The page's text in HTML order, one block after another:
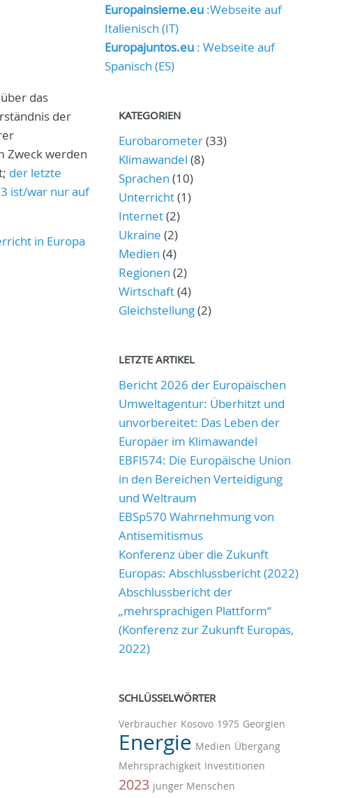
das
der
Zweck werden
der letzte
ist/war nur auf
in Europa
Europainsieme.eu:Webseite auf
Italienisch (IT)
Europajuntos.eu: Webseite auf
Spanisch (ES)
KATEGORIEN
Eurobarometer(33)
Klimawandel (8)
Sprachen (10)
Unterricht(1)
Internet(2)
Ukraine (2)
Medien (4)
Regionen (2)
Wirtschaft(4)
Gleichstellung(2)
LETZTE ARTIKEL
Bericht 2026 der Europäischen
Umweltagentur: Überhitzt und
unvorbereitet: Das Leben der
Europäer im Klimawandel
EBFl574: Die Europäische Union
in den Bereichen Verteidigung
und Weltraum
EBSp570 Wahrnehmung von
Antisemitismus
Konferenz über die Zukunft
Europas: Abschlussbericht (2022)
Abschlussbericht der
„mehrsprachigen Plattform“
(Konferenz zur Zukunft Europas,
2022)
SCHLÜSSELWÖRTER
Verbraucher Kosovo 1975 Georgien
Energie Medien Übergang
Mehrsprachigkeit Investitionen
2023 junger Menschen